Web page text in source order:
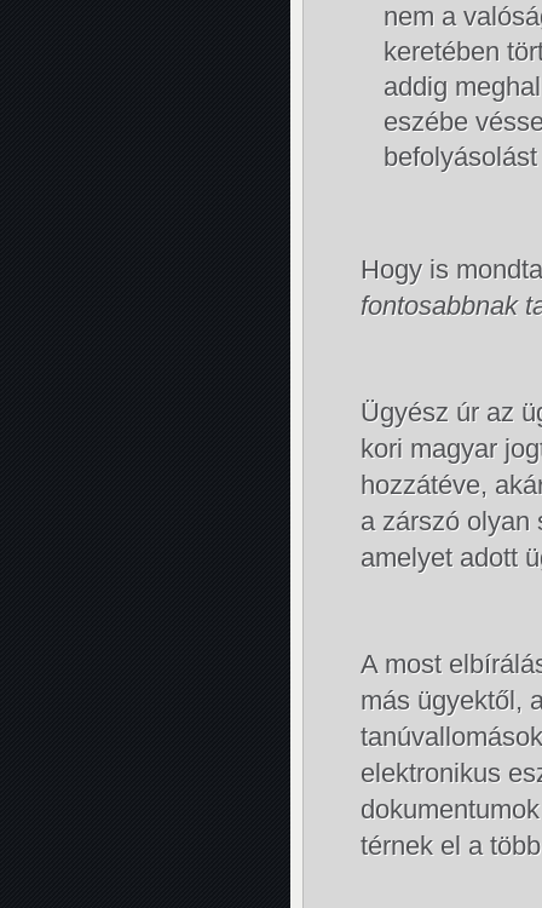
nem a
keretében
addig
eszébe
Hogy is
fontosabbnak
Ügyész úr az
kori magyar
hozzátéve,
a zárszó olyan
amelyet adott
A most
más ügyektől,
elektronikus
térnek el a